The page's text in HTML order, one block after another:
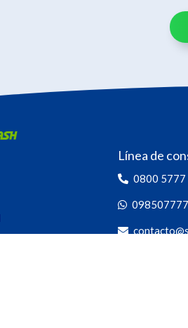
Línea de
0800 5777
098507777